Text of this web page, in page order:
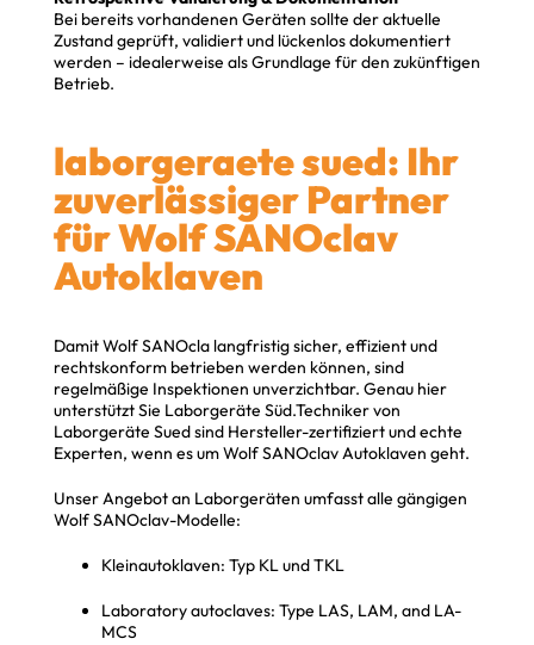
Bei bereits vorhandenen Geräten sollte der aktuelle
Zustand geprüft, validiert und lückenlos dokumentiert
werden – idealerweise als Grundlage für den zukünftigen
Betrieb.
laborgeraete sued: Ihr
zuverlässiger Partner
für Wolf SANOclav
Autoklaven
Damit Wolf SANOcla langfristig sicher, effizient und
rechtskonform betrieben werden können, sind
regelmäßige Inspektionen unverzichtbar. Genau hier
unterstützt Sie Laborgeräte Süd.Techniker von
Laborgeräte Sued sind Hersteller-zertifiziert und echte
Experten, wenn es um Wolf SANOclav Autoklaven geht.
Unser Angebot an Laborgeräten umfasst alle gängigen
Wolf SANOclav-Modelle:
Kleinautoklaven: Typ KL und TKL
Laboratory autoclaves: Type LAS, LAM, and LA-
MCS